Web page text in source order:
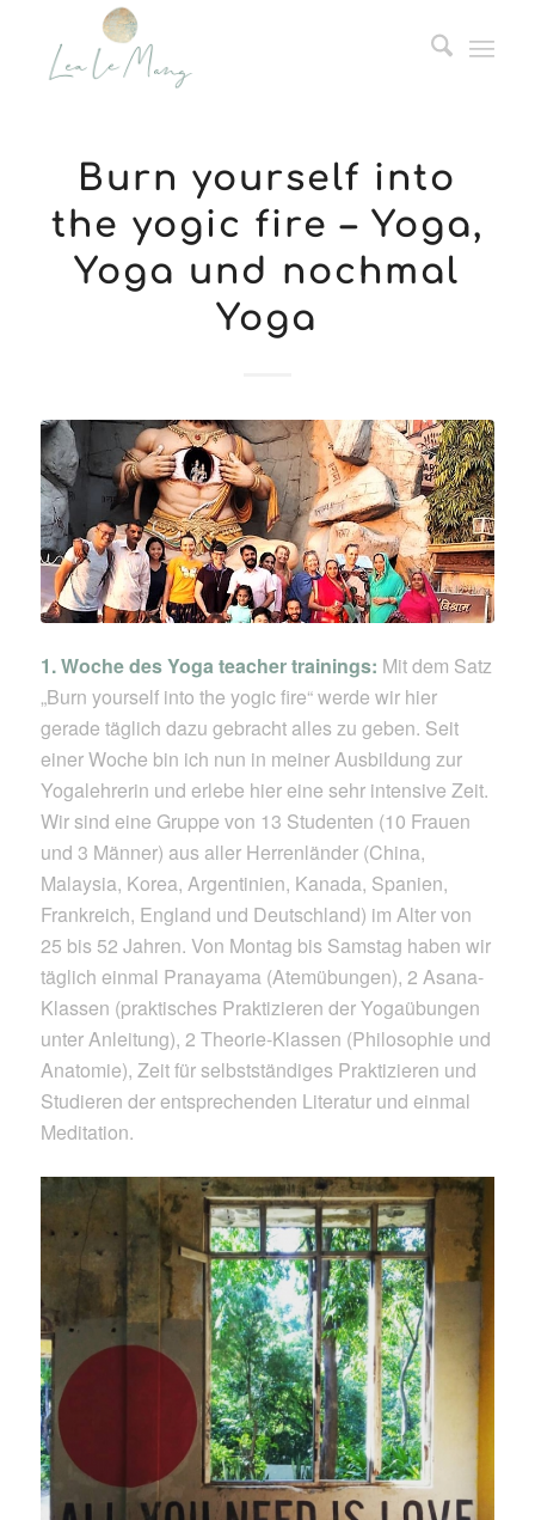
Burn yourself into
the yogic fire – Yoga,
Yoga und nochmal
Yoga
1. Woche des Yoga teacher trainings: Mit dem Satz
„Burn yourself into the yogic fire“ werde wir hier
gerade täglich dazu gebracht alles zu geben. Seit
einer Woche bin ich nun in meiner Ausbildung zur
Yogalehrerin und erlebe hier eine sehr intensive Zeit.
Wir sind eine Gruppe von 13 Studenten (10 Frauen
und 3 Männer) aus aller Herrenländer (China,
Malaysia, Korea, Argentinien, Kanada, Spanien,
Frankreich, England und Deutschland) im Alter von
25 bis 52 Jahren. Von Montag bis Samstag haben wir
täglich einmal Pranayama (Atemübungen), 2 Asana-
Klassen (praktisches Praktizieren der Yogaübungen
unter Anleitung), 2 Theorie-Klassen (Philosophie und
Anatomie), Zeit für selbstständiges Praktizieren und
Studieren der entsprechenden Literatur und einmal
Meditation.